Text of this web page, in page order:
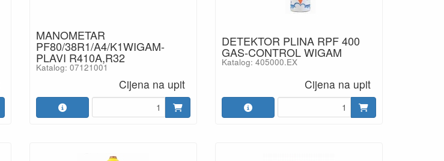
MANOMETAR
PF80/38R1/A4/K1WIGAM-
PLAVI R410A,R32
Katalog: 07121001
Cijena na upit
DETEKTOR PLINA RPF 400
GAS-CONTROL WIGAM
Katalog: 405000.EX
Cijena na upit